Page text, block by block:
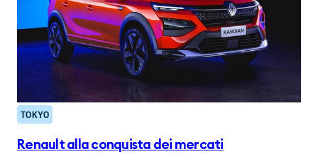
TOKYO
Renault alla conquista dei mercati